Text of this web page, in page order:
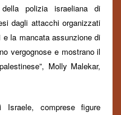
polizia israeliana di
dagli attacchi organizzati
la mancata assunzione di
vergognose e mostrano il
Molly Malekar,
comprese figure